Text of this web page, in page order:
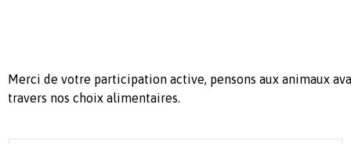
Merci de votre participation active, pensons aux animaux
travers nos choix alimentaires.